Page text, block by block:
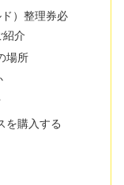
ド）整理券必
紹介
場所
を購入する